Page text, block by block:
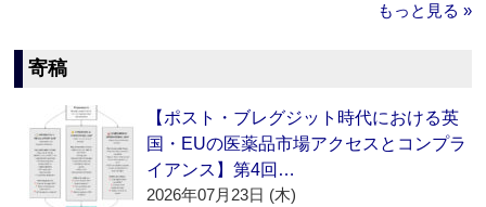
もっと見る »
寄稿
【ポスト・ブレグジット時代における英
国・EUの医薬品市場アクセスとコンプラ
イアンス】第4回…
2026年07月23日 (木)